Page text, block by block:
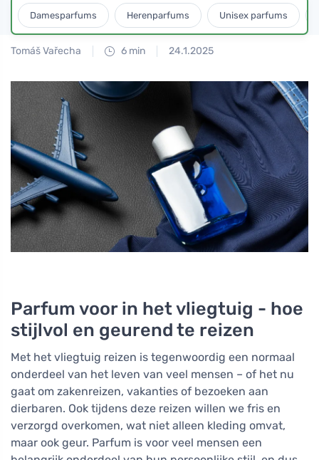
Damesparfums Herenparfums Unisex parfums
Tomáš Vařecha 6 min 24.1.2025
Parfum voor in het vliegtuig - hoe
stijlvol en geurend te reizen
Met het vliegtuig reizen is tegenwoordig een normaal
onderdeel van het leven van veel mensen – of het nu
gaat om zakenreizen, vakanties of bezoeken aan
dierbaren. Ook tijdens deze reizen willen we fris en
verzorgd overkomen, wat niet alleen kleding omvat,
maar ook geur. Parfum is voor veel mensen een